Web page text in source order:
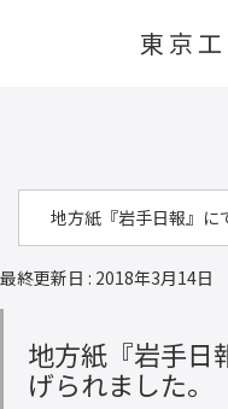
東京
地方紙『岩手日報』に
最終更新日 : 2018年3月14日
地方紙『岩手日
げられました。